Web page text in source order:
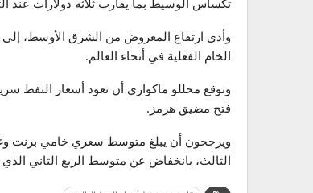
تكساس الوسيط بما يقارب ثلاثة دولارات عند
وأدى ارتفاع المعروض من الشرق ‌الأوسط، ⁠إلى
الخام الفعلية في أنحاء العالم.
وتوقع محللو ماكواري أن تعود أسعار النفط
فتح مضيق هرمز.
الثالث، بانخفاض عن متوسط الربع الثاني الذي بلغ 94 دولارا و87 دولارا